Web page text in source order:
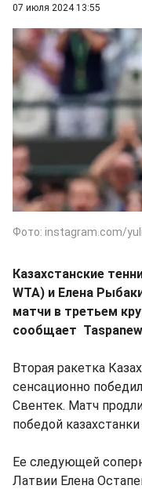
07 июля 2024 13:55
Фото: instagram.com/
Казахстанские
WTA) и Елена
матчи в третьем
сообщает
Вторая ракетка
сенсационно
Свентек. Матч
победой
Ее следующей
Латвии Елена